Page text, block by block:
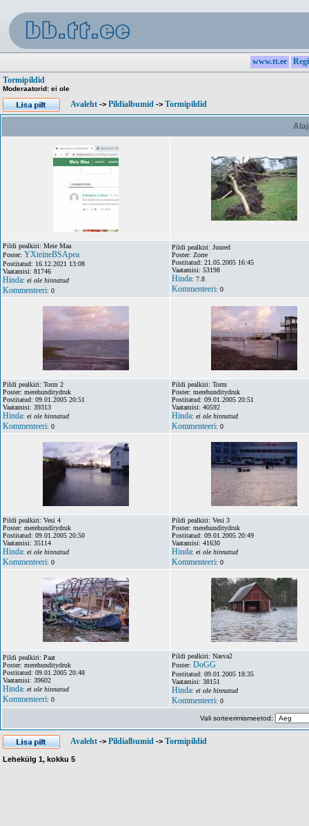
www.tt.ee
Tormipildid
Moderaatorid: ei ole
Avaleht -> Pildialbumid -> Tormipildid
Pildi pealkiri: Meie Maa
Poster: YXteineBSApea
Postitatud: 16.12.2021 13:08
Vaatamisi: 81746
Hinda: ei ole hinnatud
Kommenteeri: 0
Pildi pealkiri: Juured
Poster: Zorre
Postitatud: 21.05.2005 16:45
Vaatamisi: 53198
Hinda: 7.8
Kommenteeri: 0
Pildi pealkiri: Torm 2
Poster: merehunditydruk
Postitatud: 09.01.2005 20:51
Vaatamisi: 39313
Hinda: ei ole hinnatud
Kommenteeri: 0
Pildi pealkiri: Torm
Poster: merehunditydruk
Postitatud: 09.01.2005 20:51
Vaatamisi: 40592
Hinda: ei ole hinnatud
Kommenteeri: 0
Pildi pealkiri: Vesi 4
Poster: merehunditydruk
Postitatud: 09.01.2005 20:50
Vaatamisi: 35114
Hinda: ei ole hinnatud
Kommenteeri: 0
Pildi pealkiri: Vesi 3
Poster: merehunditydruk
Postitatud: 09.01.2005 20:49
Vaatamisi: 41630
Hinda: ei ole hinnatud
Kommenteeri: 0
Pildi pealkiri: Paat
Poster: merehunditydruk
Postitatud: 09.01.2005 20:48
Vaatamisi: 39602
Hinda: ei ole hinnatud
Kommenteeri: 0
Pildi pealkiri: Nasva2
Poster: DoGG
Postitatud: 09.01.2005 18:35
Vaatamisi: 38151
Hinda: ei ole hinnatud
Kommenteeri: 0
Vali sorteerimismeetod:
Avaleht -> Pildialbumid -> Tormipildid
Lehekülg 1, kokku 5